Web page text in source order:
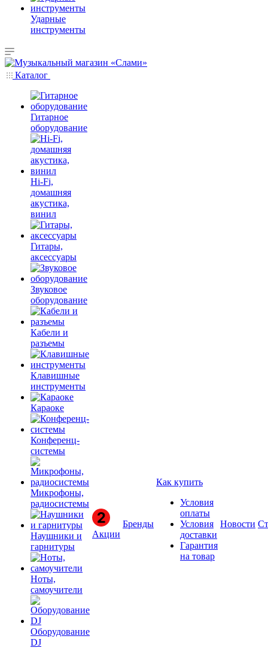
Ударные
инструменты
Каталог
Гитарное
оборудование
Hi-Fi,
домашняя
акустика,
винил
Гитары,
аксессуары
Звуковое
оборудование
Кабели и
разъемы
Клавишные
инструменты
Караоке
Конференц-
системы
Микрофоны,
радиосистемы
Наушники и
гарнитуры
Ноты,
самоучители
Оборудование
DJ
Акции
Бренды
Как купить
Условия
оплаты
Условия
доставки
Гарантия
на товар
Новости